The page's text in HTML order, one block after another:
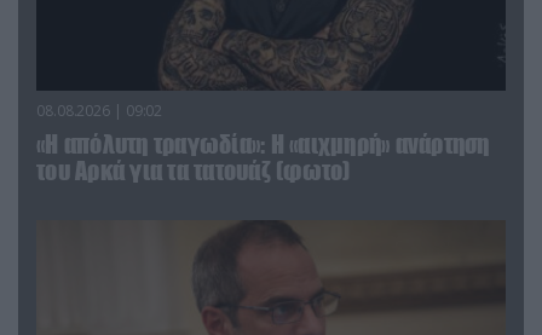
08.08.2026 | 09:02
«Η απόλυτη τραγωδία»: Η «αιχμηρή» ανάρτηση
του Αρκά για τα τατουάζ (φωτο)